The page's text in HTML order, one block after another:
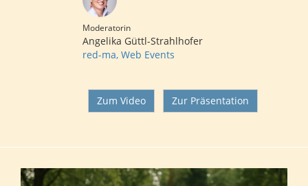
Moderatorin
Angelika Güttl-Strahlhofer
red-ma, Web Events
Zum Video Zur Präsentation